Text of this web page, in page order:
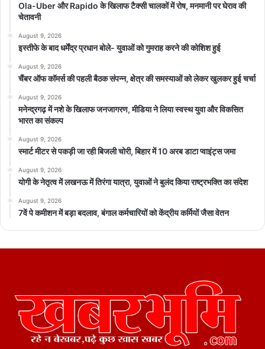
Ola-Uber और Rapido के खिलाफ टैक्सी चालकों में रोष, मनमानी पर घेराव की
चेतावनी
August 9, 2026
इस्तीफे के बाद धर्मेंद्र प्रधान बोले- युवाओं को गुमराह करने की कोशिश हुई
August 9, 2026
चैंबर ऑफ कॉमर्स की पहली बैठक संपन्न, क्षेत्र की समस्याओं को लेकर खुलकर हुई चर्चा
August 9, 2026
मनेन्द्रगढ़ में नशे के खिलाफ जनजागरण, मीडिया ने लिया स्वस्थ युवा और विकसित
भारत का संकल्प
August 9, 2026
स्मार्ट मीटर से पकड़ी जा रही बिजली चोरी, बिहार में 10 अरब डाटा प्वाइंट्स जमा
August 9, 2026
योगी के नेतृत्व में लखनऊ में तिरंगा यात्रा, युवाओं ने बुलंद किया राष्ट्रभक्ति का संदेश
August 9, 2026
7वें पे कमीशन में बड़ा बदलाव, बंगाल कर्मचारियों को केंद्रीय कर्मियों जैसा वेतन